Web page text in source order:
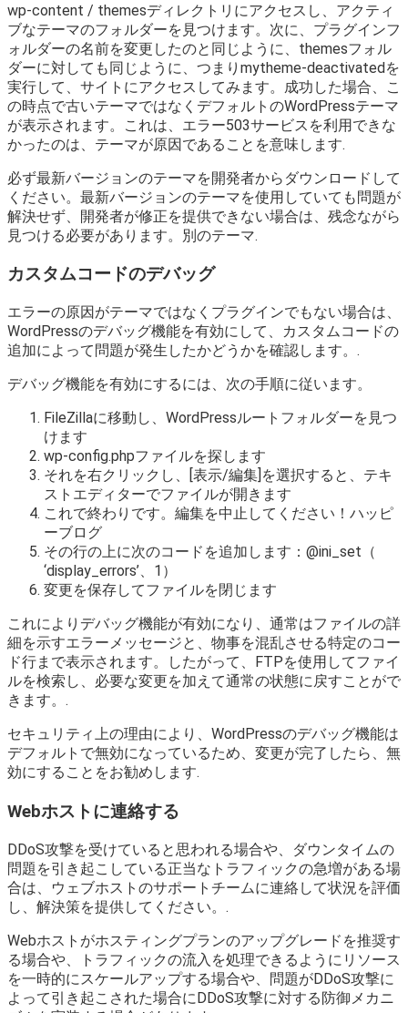
wp-content / themesディレクトリにアクセスし、アクティ
ブなテーマのフォルダーを見つけます。次に、プラグインフ
ォルダーの名前を変更したのと同じように、themesフォル
ダーに対しても同じように、つまりmytheme-deactivatedを
実行して、サイトにアクセスしてみます。成功した場合、こ
の時点で古いテーマではなくデフォルトのWordPressテーマ
が表示されます。これは、エラー503サービスを利用できな
かったのは、テーマが原因であることを意味します.
必ず最新バージョンのテーマを開発者からダウンロードして
ください。最新バージョンのテーマを使用していても問題が
解決せず、開発者が修正を提供できない場合は、残念ながら
見つける必要があります。別のテーマ.
カスタムコードのデバッグ
エラーの原因がテーマではなくプラグインでもない場合は、
WordPressのデバッグ機能を有効にして、カスタムコードの
追加によって問題が発生したかどうかを確認します。.
デバッグ機能を有効にするには、次の手順に従います。
FileZillaに移動し、WordPressルートフォルダーを見つ
けます
wp-config.phpファイルを探します
それを右クリックし、[表示/編集]を選択すると、テキ
ストエディターでファイルが開きます
これで終わりです。編集を中止してください！ハッピ
ーブログ
その行の上に次のコードを追加します：@ini_set（
‘display_errors’、1）
変更を保存してファイルを閉じます
これによりデバッグ機能が有効になり、通常はファイルの詳
細を示すエラーメッセージと、物事を混乱させる特定のコー
ド行まで表示されます。したがって、FTPを使用してファイ
ルを検索し、必要な変更を加えて通常の状態に戻すことがで
きます。.
セキュリティ上の理由により、WordPressのデバッグ機能は
デフォルトで無効になっているため、変更が完了したら、無
効にすることをお勧めします.
Webホストに連絡する
DDoS攻撃を受けていると思われる場合や、ダウンタイムの
問題を引き起こしている正当なトラフィックの急増がある場
合は、ウェブホストのサポートチームに連絡して状況を評価
し、解決策を提供してください。.
Webホストがホスティングプランのアップグレードを推奨す
る場合や、トラフィックの流入を処理できるようにリソース
を一時的にスケールアップする場合や、問題がDDoS攻撃に
よって引き起こされた場合にDDoS攻撃に対する防御メカニ